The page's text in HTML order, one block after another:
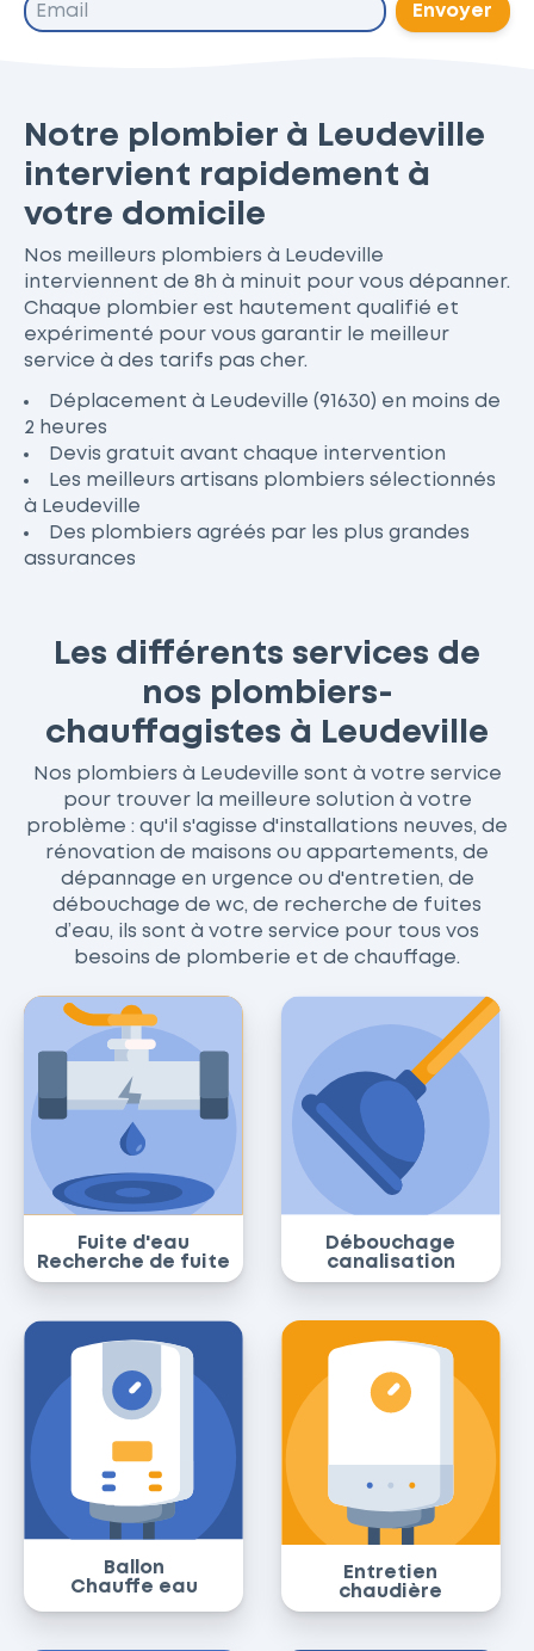
Envoyer
Notre plombier à Leudeville
intervient rapidement à
votre domicile
Nos meilleurs plombiers à Leudeville
interviennent de 8h à minuit pour vous dépanner.
Chaque plombier est hautement qualifié et
expérimenté pour vous garantir le meilleur
service à des tarifs pas cher.
Déplacement à Leudeville (91630) en moins de
2 heures
Devis gratuit avant chaque intervention
Les meilleurs artisans plombiers sélectionnés
à Leudeville
Des plombiers agréés par les plus grandes
assurances
Les différents services de
nos plombiers-
chauffagistes à Leudeville
Nos plombiers à Leudeville sont à votre service
pour trouver la meilleure solution à votre
problème : qu'il s'agisse d'installations neuves, de
rénovation de maisons ou appartements, de
dépannage en urgence ou d'entretien, de
débouchage de wc, de recherche de fuites
d’eau, ils sont à votre service pour tous vos
besoins de plomberie et de chauffage.
Fuite d'eau
Recherche de fuite
Débouchage
canalisation
Ballon
Chauffe eau
Entretien
chaudière